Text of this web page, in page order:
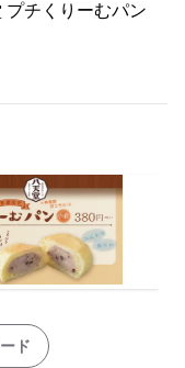
チくりーむパン
ド